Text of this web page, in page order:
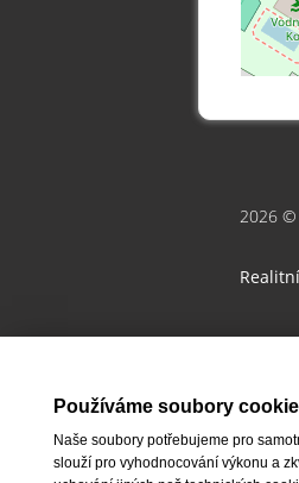
2026 ©
Používáme soubory
Naše soubory potřebujeme pro
slouží pro vyhodnocování výkonu a